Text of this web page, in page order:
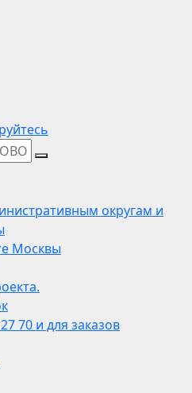
округам и
Москвы
70 и для заказов